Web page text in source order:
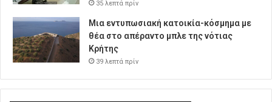
35 λεπτά πρίν
Μια εντυπωσιακή κατοικία-κόσμημα με
θέα στο απέραντο μπλε της νότιας
Κρήτης
39 λεπτά πρίν